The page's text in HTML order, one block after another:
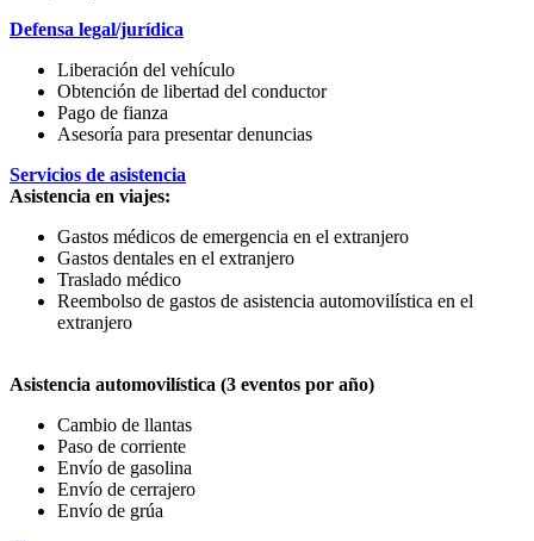
Defensa legal/jurídica
Liberación del vehículo
Obtención de libertad del conductor
Pago de fianza
Asesoría para presentar denuncias
Servicios de asistencia
Asistencia en viajes:
Gastos médicos de emergencia en el extranjero
Gastos dentales en el extranjero
Traslado médico
Reembolso de gastos de asistencia automovilística en el
extranjero
Asistencia automovilística (3 eventos por año)
Cambio de llantas
Paso de corriente
Envío de gasolina
Envío de cerrajero
Envío de grúa